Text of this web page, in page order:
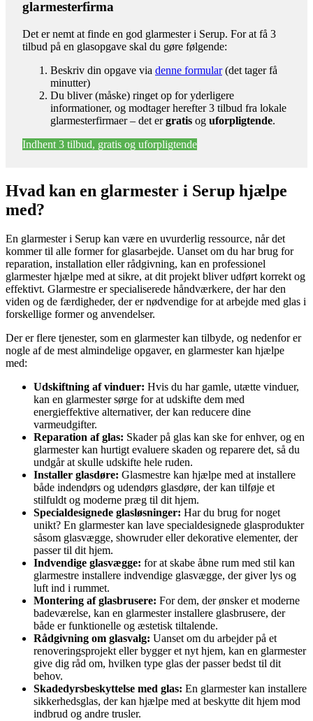
glarmesterfirma
Det er nemt at finde en god glarmester i Serup. For at få 3
tilbud på en glasopgave skal du gøre følgende:
Beskriv din opgave via denne formular(det tager få
minutter)
Du bliver (måske) ringet op for yderligere
informationer, og modtager herefter 3 tilbud fra lokale
glarmesterfirmaer – det ergratis og uforpligtende.
Indhent 3 tilbud, gratis og uforpligtende
Hvad kan en glarmester i Serup hjælpe
med?
En glarmester i Serup kan være en uvurderlig ressource, når det
kommer til alle former for glasarbejde. Uanset om du har brug for
reparation, installation eller rådgivning, kan en professionel
glarmester hjælpe med at sikre, at dit projekt bliver udført korrekt og
effektivt. Glarmestre er specialiserede håndværkere, der har den
viden og de færdigheder, der er nødvendige for at arbejde med glas i
forskellige former og anvendelser.
Der er flere tjenester, som en glarmester kan tilbyde, og nedenfor er
nogle af de mest almindelige opgaver, en glarmester kan hjælpe
med:
Udskiftning af vinduer: Hvis du har gamle, utætte vinduer,
kan en glarmester sørge for at udskifte dem med
energieffektive alternativer, der kan reducere dine
varmeudgifter.
Reparation af glas: Skader på glas kan ske for enhver, og en
glarmester kan hurtigt evaluere skaden og reparere det, så du
undgår at skulle udskifte hele ruden.
Installer glasdøre: Glasmestre kan hjælpe med at installere
både indendørs og udendørs glasdøre, der kan tilføje et
stilfuldt og moderne præg til dit hjem.
Specialdesignede glasløsninger: Har du brug for noget
unikt? En glarmester kan lave specialdesignede glasprodukter
såsom glasvægge, showruder eller dekorative elementer, der
passer til dit hjem.
Indvendige glasvægge: for at skabe åbne rum med stil kan
glarmestre installere indvendige glasvægge, der giver lys og
luft ind i rummet.
Montering af glasbrusere: For dem, der ønsker et moderne
badeværelse, kan en glarmester installere glasbrusere, der
både er funktionelle og æstetisk tiltalende.
Rådgivning om glasvalg: Uanset om du arbejder på et
renoveringsprojekt eller bygger et nyt hjem, kan en glarmester
give dig råd om, hvilken type glas der passer bedst til dit
behov.
Skadedyrsbeskyttelse med glas: En glarmester kan installere
sikkerhedsglas, der kan hjælpe med at beskytte dit hjem mod
indbrud og andre trusler.